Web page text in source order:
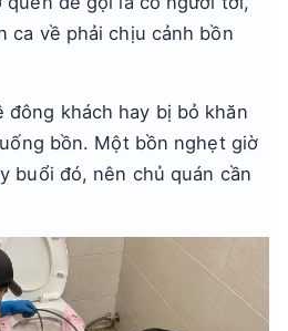
ca về phải chịu cảnh bồn
đông khách hay bị bỏ khăn
bồn. Một bồn nghẹt giờ
buổi đó, nên chủ quán cần